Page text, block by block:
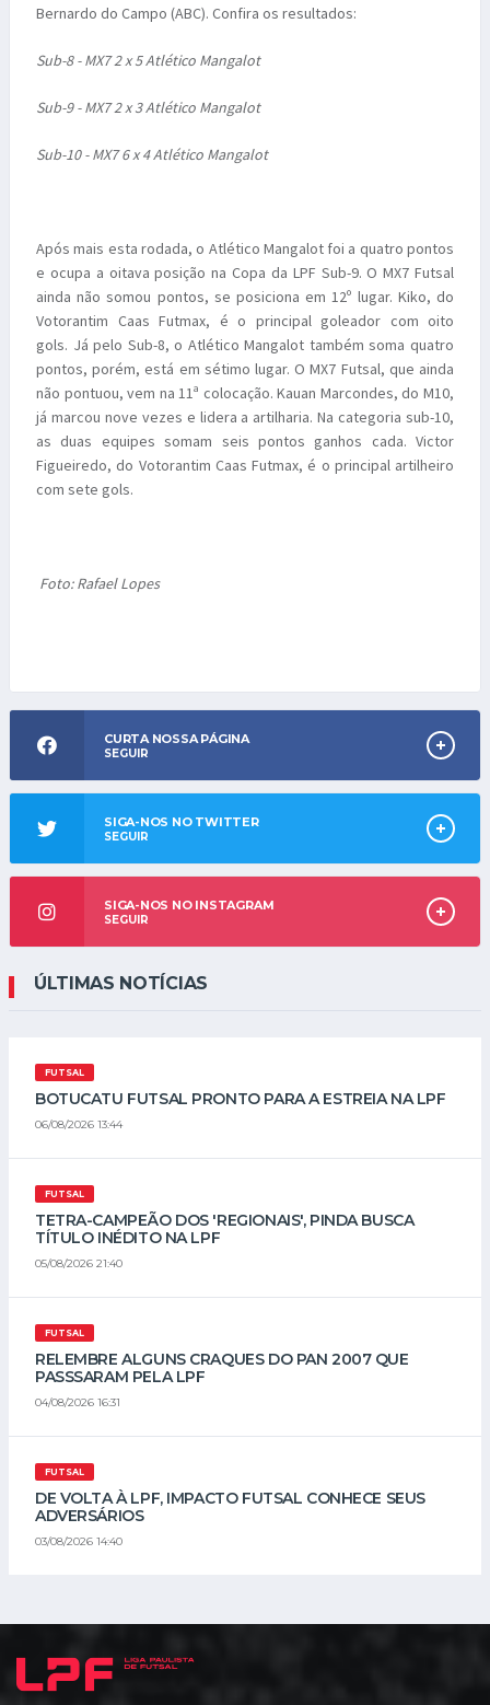
Bernardo do Campo (ABC). Confira os resultados:
Sub-8 - MX7 2 x 5 Atlético Mangalot
Sub-9 - MX7 2 x 3 Atlético Mangalot
Sub-10 - MX7 6 x 4 Atlético Mangalot
Após mais esta rodada, o Atlético Mangalot foi a quatro pontos
e ocupa a oitava posição na Copa da LPF Sub-9. O MX7 Futsal
ainda não somou pontos, se posiciona em 12º lugar. Kiko, do
Votorantim Caas Futmax, é o principal goleador com oito
gols. Já pelo Sub-8, o Atlético Mangalot também soma quatro
pontos, porém, está em sétimo lugar. O MX7 Futsal, que ainda
não pontuou, vem na 11ª colocação. Kauan Marcondes, do M10,
já marcou nove vezes e lidera a artilharia. Na categoria sub-10,
as duas equipes somam seis pontos ganhos cada. Victor
Figueiredo, do Votorantim Caas Futmax, é o principal artilheiro
com sete gols.
Foto: Rafael Lopes
CURTA NOSSA PÁGINA
SEGUIR
SIGA-NOS NO TWITTER
SEGUIR
SIGA-NOS NO INSTAGRAM
SEGUIR
ÚLTIMAS NOTÍCIAS
FUTSAL
BOTUCATU FUTSAL PRONTO PARA A ESTREIA NA LPF
06/08/2026 13:44
FUTSAL
TETRA-CAMPEÃO DOS 'REGIONAIS', PINDA BUSCA
TÍTULO INÉDITO NA LPF
05/08/2026 21:40
FUTSAL
RELEMBRE ALGUNS CRAQUES DO PAN 2007 QUE
PASSSARAM PELA LPF
04/08/2026 16:31
FUTSAL
DE VOLTA À LPF, IMPACTO FUTSAL CONHECE SEUS
ADVERSÁRIOS
03/08/2026 14:40